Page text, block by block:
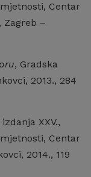
Centar
Zagreb –
, Gradska
2013., 284
XXV.,
Centar
2014., 119